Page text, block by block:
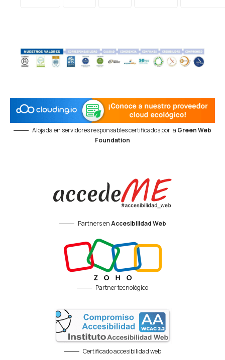
Alojada en servidores responsables certificados por la Green Web
Foundation
Partners enAccesibilidad Web
Partner tecnológico
Certificado accesibilidad web